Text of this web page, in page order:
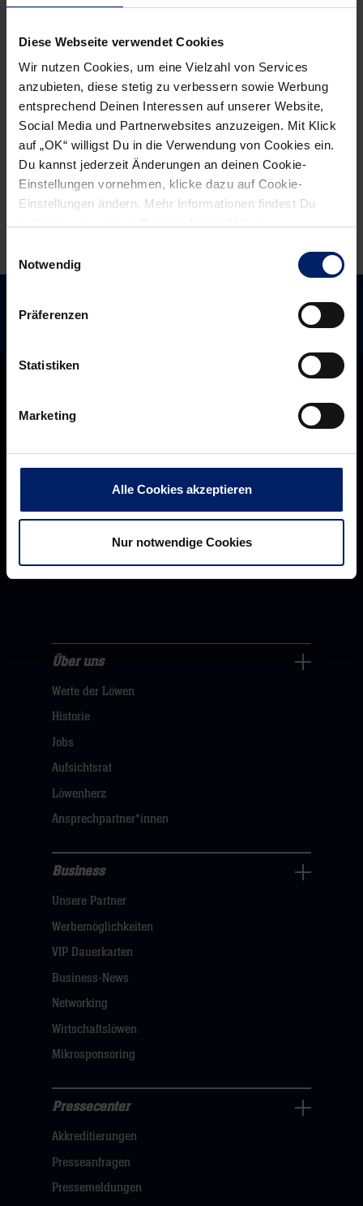
Diese Webseite verwendet Cookies
Wir nutzen Cookies, um eine Vielzahl von Services
anzubieten, diese stetig zu verbessern sowie Werbung
entsprechend Deinen Interessen auf unserer Website,
Social Media und Partnerwebsites anzuzeigen. Mit Klick
auf „OK“ willigst Du in die Verwendung von Cookies ein.
Du kannst jederzeit Änderungen an deinen Cookie-
Einstellungen vornehmen, klicke dazu auf Cookie-
Einstellungen ändern. Mehr Informationen findest Du
Notwendig
Präferenzen
Statistiken
Marketing
Alle Cookies akzeptieren
Nur notwendige Cookies
uns
Navigation
öffnen,
dann
hier
Über uns
Werte der Löwen
Historie
Jobs
Aufsichtsrat
Löwenherz
Ansprechpartner*innen
Navigation
öffnen,
dann
Business
Unsere Partner
Werbemöglichkeiten
VIP Dauerkarten
Business-News
Networking
Wirtschaftslöwen
Mikrosponsoring
Navigation
öffnen,
dann
Pressecenter
Akkreditierungen
Presseanfragen
Pressemeldungen